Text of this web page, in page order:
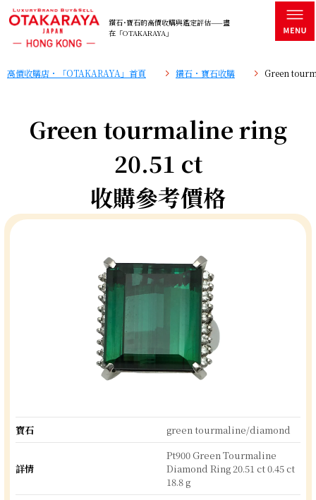
鑽石･寶石的高價收購與鑑定評估——盡
在「OTAKARAYA」
高價收購店・「OTAKARAYA」首頁 鑽石・寶石收購 Green
Green tourmaline ring
20.51 ct
收購參考價格
寶石 green tourmaline/diamond
詳情
Pt900 Green Tourmaline
Diamond Ring 20.51 ct 0.45 ct
18.8 g